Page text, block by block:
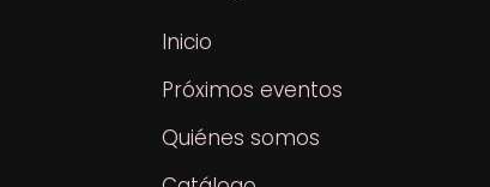
Inicio
Próximos eventos
Quiénes somos